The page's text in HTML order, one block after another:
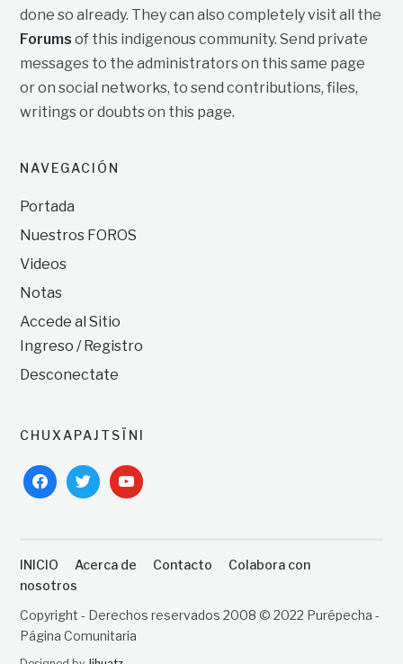
done so already. They can also completely visit all the
Forums of this indigenous community. Send private
messages to the administrators on this same page
or on social networks, to send contributions, files,
writings or doubts on this page.
NAVEGACIÓN
Portada
Nuestros FOROS
Videos
Notas
Accede al Sitio
Ingreso / Registro
Desconectate
CHUXAPAJTSÏNI
facebooktwitteryoutube
INICIO Acerca de Contacto
Colabora con
nosotros
Copyright - Derechos reservados 2008 © 2022 Purépecha -
Página Comunitaria